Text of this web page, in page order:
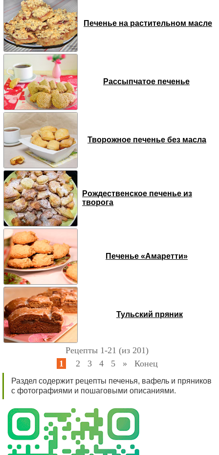
Печенье на растительном масле
Рассыпчатое печенье
Творожное печенье без масла
Рождественское печенье из
творога
Печенье «Амаретти»
Тульский пряник
Рецепты 1-21 (из 201)
1
2 3 4 5 » Конец
Раздел содержит рецепты печенья, вафель и пряников
с фотографиями и пошаговыми описаниями.